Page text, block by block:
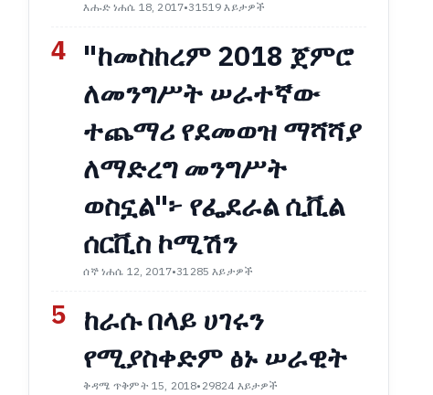
እሑድ ነሐሴ 18, 2017•31519 እይታዎች
4 "ከመስከረም 2018 ጀምሮ
ለመንግሥት ሠራተኛው
ተጨማሪ የደመወዝ ማሻሻያ
ለማድረግ መንግሥት
ወስኗል"፦ የፌደራል ሲቪል
ሰርቪስ ኮሚሽን
ሰኞ ነሐሴ 12, 2017•31285 እይታዎች
5 ከራሱ በላይ ሀገሩን
የሚያስቀድም ፅኑ ሠራዊት
ቅዳሜ ጥቅምት 15, 2018•29824 እይታዎች